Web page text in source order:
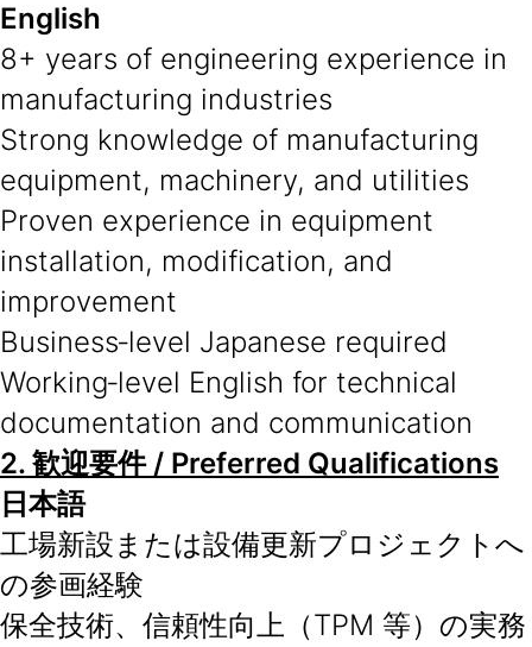
English
8+ years of engineering experience in
manufacturing industries
Strong knowledge of manufacturing
equipment, machinery, and utilities
Proven experience in equipment
installation, modification, and
improvement
Business‑level Japanese required
Working‑level English for technical
documentation and communication
2. 歓迎要件/ Preferred Qualifications
日本語
工場新設または設備更新プロジェクトへ
の参画経験
保全技術、信頼性向上（TPM 等）の実務